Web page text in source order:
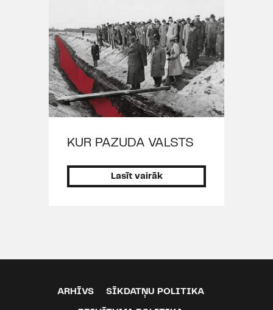
KUR PAZUDA VALSTS
Lasīt vairāk
ARHĪVS SĪKDATŅU POLITIKA